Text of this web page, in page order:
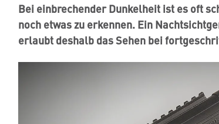
Bei einbrechender Dunkelheit ist es oft
noch etwas zu erkennen. Ein
erlaubt deshalb das Sehen bei